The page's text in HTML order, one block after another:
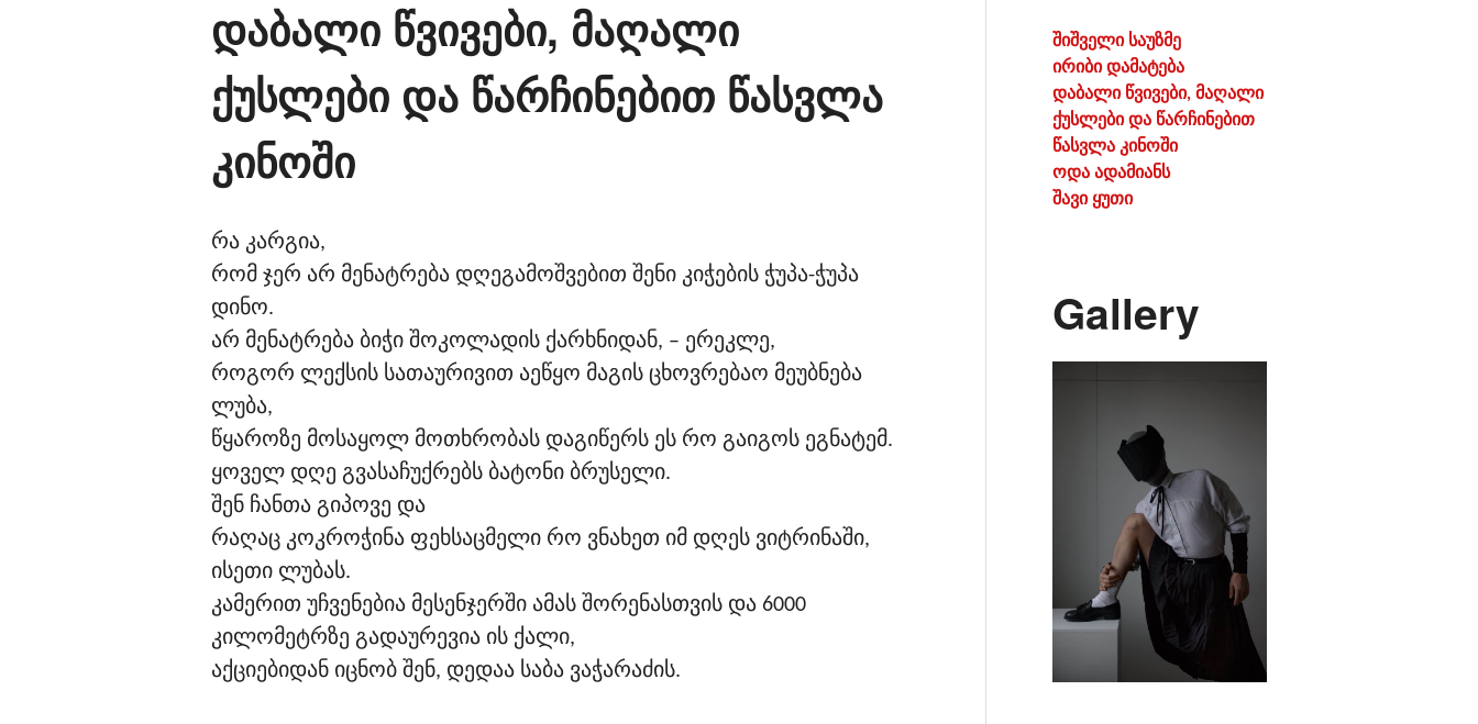
დაბალი წვივები, მაღალი
ქუსლები და წარჩინებით წასვლა
კინოში
რა კარგია,
რომ ჯერ არ მენატრება დღეგამოშვებით შენი კიჭების ჭუპა-ჭუპა
დინო.
არ მენატრება ბიჭი შოკოლადის ქარხნიდან, – ერეკლე,
როგორ ლექსის სათაურივით აეწყო მაგის ცხოვრებაო მეუბნება
ლუბა,
წყაროზე მოსაყოლ მოთხრობას დაგიწერს ეს რო გაიგოს ეგნატემ.
ყოველ დღე გვასაჩუქრებს ბატონი ბრუსელი.
შენ ჩანთა გიპოვე და
რაღაც კოკროჭინა ფეხსაცმელი რო ვნახეთ იმ დღეს ვიტრინაში,
ისეთი ლუბას.
კამერით უჩვენებია მესენჯერში ამას შორენასთვის და 6000
კილომეტრზე გადაურევია ის ქალი,
აქციებიდან იცნობ შენ, დედაა საბა ვაჭარაძის.
შიშველი საუზმე
ირიბი დამატება
დაბალი წვივები, მაღალი
ქუსლები და წარჩინებით
წასვლა კინოში
ოდა ადამიანს
შავი ყუთი
Gallery